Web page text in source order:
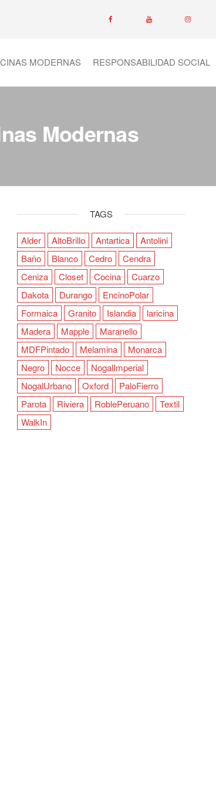
MODERNAS RESPONSABILIDAD SOCIAL
Modernas
TAGS
Alder AltoBrillo Antartica
Antolini
Baño
Blanco Cedro
Cendra
Ceniza
Closet Cocina
Cuarzo
Dakota
Durango
EncinoPolar
Formaica
Granito Islandia
laricina
Madera
Mapple
Maranello
MDFPintado
Melamina
Monarca
Negro
Nocce
NogalImperial
NogalUrbano
Oxford
PaloFierro
Parota
Riviera RoblePeruano
Textil
WalkIn